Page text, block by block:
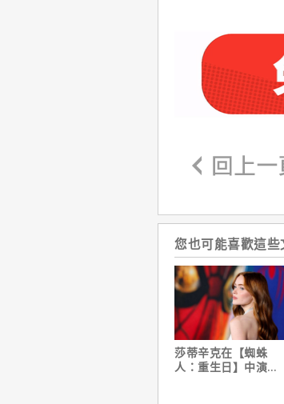
您也可能喜歡這些
莎蒂辛克在【蜘蛛
人：重生日】中演的